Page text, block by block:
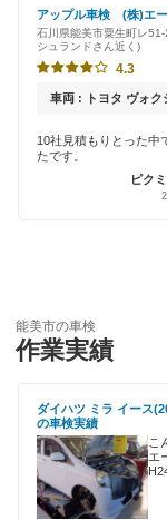
小松市
珠洲市
七尾市
野々市市
白山市
輪島市
クレジットカードOK
ハイブリッド車OK
アップル車検 (株)エー
石川県能美市粟生町レ51-
シュランドさん近く)
4.3
車両 : トヨタ ヴォク
10社見積もりとった中
たです。
ピク
能美市の車検
作業実績
ダイハツ ミラ イース
の車検実績
こ
エ